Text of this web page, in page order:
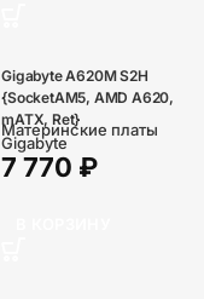
Gigabyte A620M S2H
{SocketAM5, AMD A620,
mATX, Ret}
Материнские платы
Gigabyte
7 770 ₽